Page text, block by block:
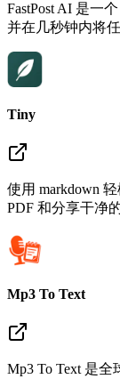
FastPost AI 是一
并在几秒钟内将
Tiny
使用 markdown
PDF 和分享干净
Mp3 To Text
Mp3 To Text 是